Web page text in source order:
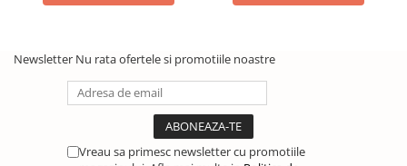
Newsletter Nu rata ofertele si promotiile noastre
Vreau sa primesc newsletter cu promotiile